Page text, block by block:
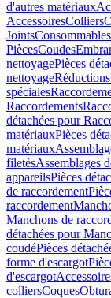
d'autres matériaux
AccessoiresColliers
JointsConsommables
PiècesCoudes
nettoyagePièces
nettoyageRéductions
spéciales
Raccordements
détachées pour
matériauxPièces
matériaux
filetésAssemblages
appareilsPièces
de raccordement
raccordement
Manchons de
détachées pour
coudéPièces
forme d'escargot
d'escargot
colliersCoques